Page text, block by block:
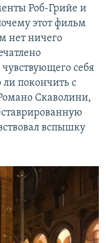
Роб-Грийе и
этот фильм
нет ничего
себя
покончить с
Скаволини,
вспышку